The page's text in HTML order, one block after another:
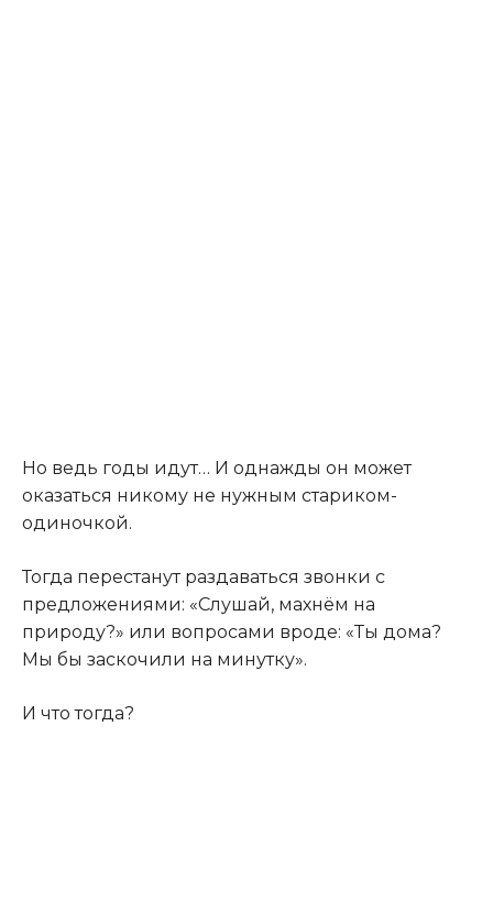
Но ведь годы идут… И однажды он может
оказаться никому не нужным стариком-
одиночкой.
Тогда перестанут раздаваться звонки с
предложениями: «Слушай, махнём на
природу?» или вопросами вроде: «Ты дома?
Мы бы заскочили на минутку».
И что тогда?